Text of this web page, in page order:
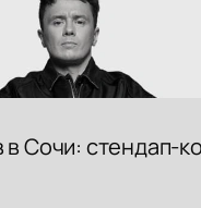
Сочи: стендап-